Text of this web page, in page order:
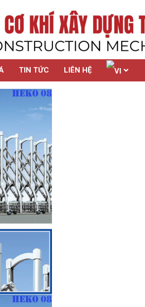
TIN TỨC LIÊN HỆ